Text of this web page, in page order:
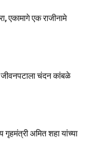
एकामागे एक राजीनामे
जीवनपटाला चंदन कांबळे
गृहमंत्री अमित शहा यांच्या